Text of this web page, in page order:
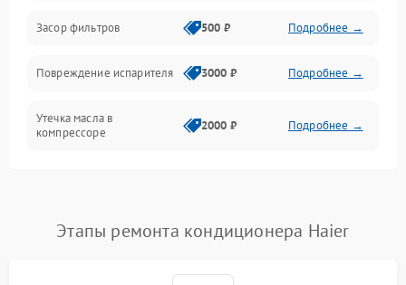
Засор фильтров 500 ₽ Подробнее →
Повреждение испарителя 3000 ₽ Подробнее →
Утечка масла в
компрессоре
2000 ₽ Подробнее →
Неисправность
2000 ₽
Этапы ремонта кондиционера Haier